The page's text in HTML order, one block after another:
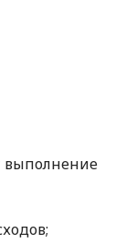
выполнение